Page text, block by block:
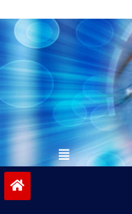
to
contentvinivida.lk